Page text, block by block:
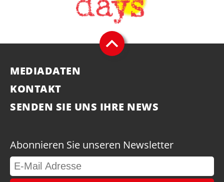
MEDIADATEN
KONTAKT
SENDEN SIE UNS IHRE NEWS
Abonnieren Sie unseren Newsletter